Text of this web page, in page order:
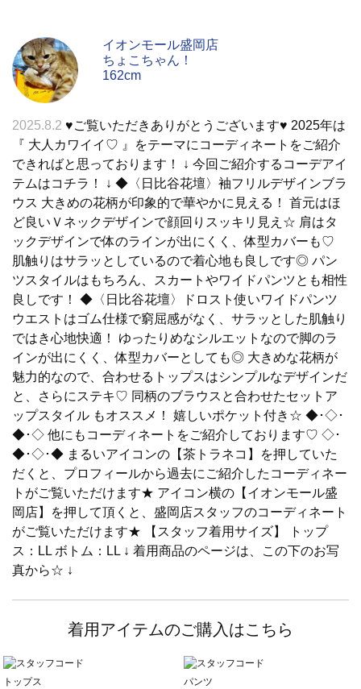
イオンモール盛岡店
ちょこちゃん！
162cm
2025.8.2 ♥︎ご覧いただきありがとうございます♥︎ 2025年は
『 大人カワイイ♡ 』をテーマにコーディネートをご紹介
できればと思っております！ ↓ 今回ご紹介するコーデアイ
テムはコチラ！ ↓ ◆〈日比谷花壇〉袖フリルデザインブラ
ウス 大きめの花柄が印象的で華やかに見える！ 首元はほ
ど良いＶネックデザインで顔回りスッキリ見え☆ 肩はタ
ックデザインで体のラインが出にくく、体型カバーも♡
肌触りはサラッとしているので着心地も良しです◎ パン
ツスタイルはもちろん、スカートやワイドパンツとも相性
良しです！ ◆〈日比谷花壇〉ドロスト使いワイドパンツ
ウエストはゴム仕様で窮屈感がなく、サラッとした肌触り
ではき心地快適！ ゆったりめなシルエットなので脚のラ
インが出にくく、体型カバーとしても◎ 大きめな花柄が
魅力的なので、合わせるトップスはシンプルなデザインだ
と、さらにステキ♡ 同柄のブラウスと合わせたセットア
ップスタイル もオススメ！ 嬉しいポケット付き☆ ◆･◇･
◆･◇ 他にもコーディネートをご紹介しております♡ ◇･
◆･◇･◆ まるいアイコンの【茶トラネコ】を押していた
だくと、プロフィールから過去にご紹介したコーディネー
トがご覧いただけます★ アイコン横の【イオンモール盛
岡店】を押して頂くと、盛岡店スタッフのコーディネート
がご覧いただけます★ 【スタッフ着用サイズ】 トップ
ス：LL ボトム：LL ↓ 着用商品のページは、この下のお写
真から☆ ↓
着用アイテムのご購入はこちら
トップス
パンツ